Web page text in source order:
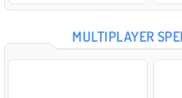
MULTIPLAYER